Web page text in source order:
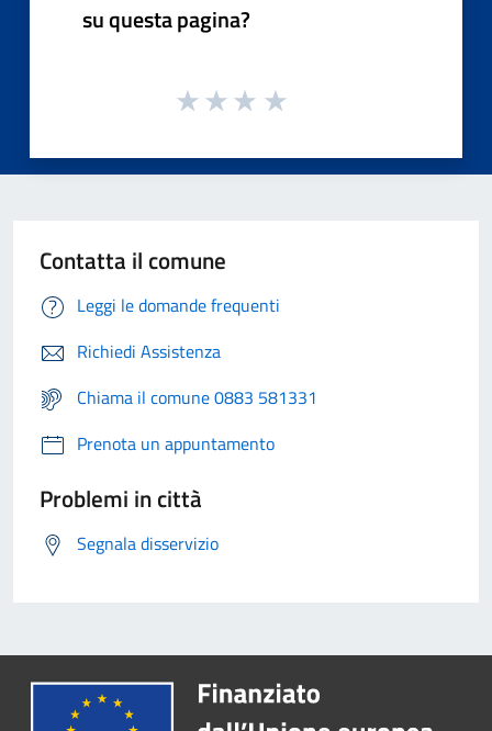
su questa pagina?
Contatta il comune
Leggi le domande frequenti
Richiedi Assistenza
Chiama il comune 0883 581331
Prenota un appuntamento
Problemi in città
Segnala disservizio